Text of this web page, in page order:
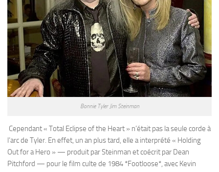
Bonnie Tyler Jim Steinman
Cependant « Total Eclipse of the Heart » n’était pas la seule corde à
l’arc de Tyler. En effet, un an plus tard, elle a interprété « Holding
Out for a Hero » — produit par Steinman et coécrit par Dean
Pitchford — pour le film culte de 1984 *Footloose*, avec Kevin